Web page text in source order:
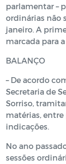
parlamentar –
ordinárias não
janeiro. A
marcada para
BALANÇO
– De acordo
Secretaria de
Sorriso,
matérias,
indicações.
No ano
sessões